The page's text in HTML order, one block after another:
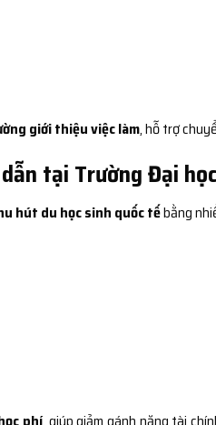
giới thiệu việc làm, hỗ trợ
tại Trường Đại
hút du học sinh quốc tếbằng